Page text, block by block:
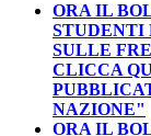
ORA IL
SULLE
CLICCA
NAZIONE"
ORA IL